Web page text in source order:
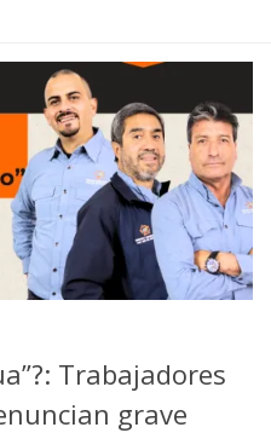
Trabajadores
grave